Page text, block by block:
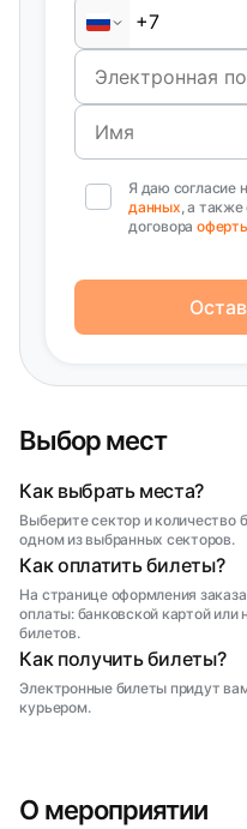
Выбор мест
Как выбрать места?
Выберите сектор и количество
одном из выбранных секторов.
Как оплатить билеты?
На странице оформления
оплаты: банковской картой
билетов.
Как получить билеты?
Электронные билеты придут
курьером.
Я даю согласие
данных, а
договора
О мероприятии